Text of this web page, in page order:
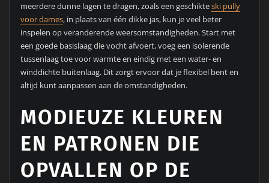
meerdere dunne lagen te dragen, zoals een geschikteski pully
voor dames, in plaats van één dikke jas, kun je veel beter
inspelen op veranderende weersomstandigheden. Start met
een goede basislaag die vocht afvoert, voeg een isolerende
tussenlaag toe voor warmte en eindig met een water- en
winddichte buitenlaag. Dit zorgt ervoor dat je flexibel bent en
altijd kunt aanpassen aan de omstandigheden.
MODIEUZE KLEUREN
EN PATRONEN DIE
OPVALLEN OP DE